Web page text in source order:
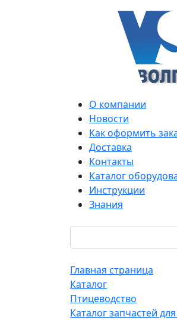
О компании
Новости
Как оформить
Доставка
Контакты
Каталог
Инструкции
Знания
Главная страница
Каталог
Птицеводство
Каталог запчастей